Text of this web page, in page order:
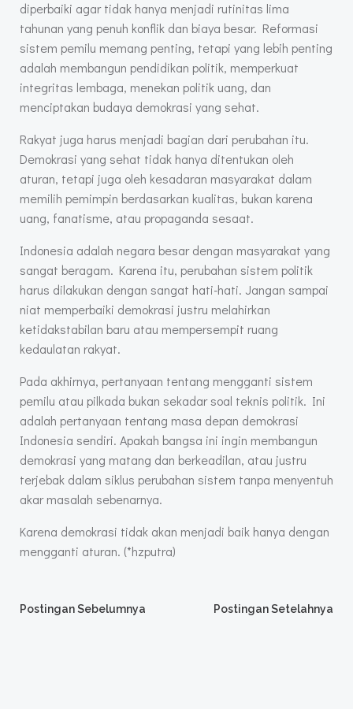
diperbaiki agar tidak hanya menjadi rutinitas lima
tahunan yang penuh konflik dan biaya besar. Reformasi
sistem pemilu memang penting, tetapi yang lebih penting
adalah membangun pendidikan politik, memperkuat
integritas lembaga, menekan politik uang, dan
menciptakan budaya demokrasi yang sehat.
Rakyat juga harus menjadi bagian dari perubahan itu.
Demokrasi yang sehat tidak hanya ditentukan oleh
aturan, tetapi juga oleh kesadaran masyarakat dalam
memilih pemimpin berdasarkan kualitas, bukan karena
uang, fanatisme, atau propaganda sesaat.
Indonesia adalah negara besar dengan masyarakat yang
sangat beragam. Karena itu, perubahan sistem politik
harus dilakukan dengan sangat hati-hati. Jangan sampai
niat memperbaiki demokrasi justru melahirkan
ketidakstabilan baru atau mempersempit ruang
kedaulatan rakyat.
Pada akhirnya, pertanyaan tentang mengganti sistem
pemilu atau pilkada bukan sekadar soal teknis politik. Ini
adalah pertanyaan tentang masa depan demokrasi
Indonesia sendiri. Apakah bangsa ini ingin membangun
demokrasi yang matang dan berkeadilan, atau justru
terjebak dalam siklus perubahan sistem tanpa menyentuh
akar masalah sebenarnya.
Karena demokrasi tidak akan menjadi baik hanya dengan
mengganti aturan. (*hzputra)
Post
Postingan Sebelumnya
Post
Postingan Setelahnya